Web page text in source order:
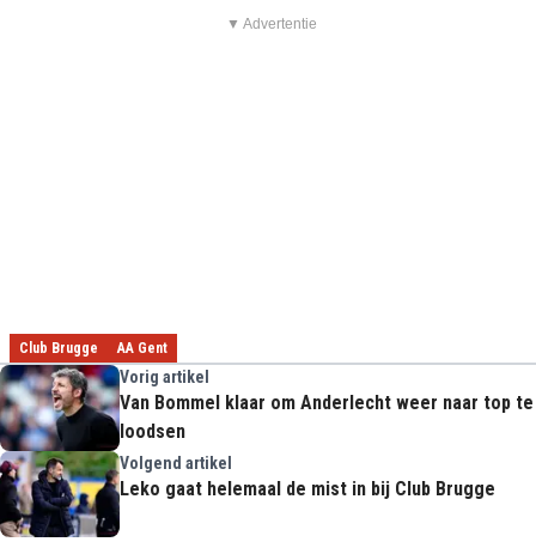
▼ Advertentie
Club Brugge AA Gent
Vorig artikel
Van Bommel klaar om Anderlecht weer naar top te
loodsen
Volgend artikel
Leko gaat helemaal de mist in bij Club Brugge